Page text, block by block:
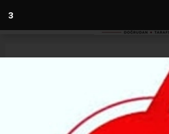
1
Diyarbakır